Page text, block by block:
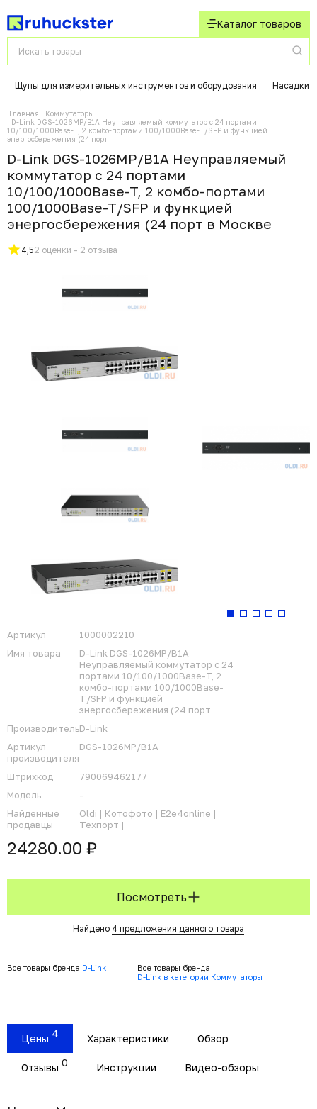
Каталог товаров
Щупы для измерительных инструментов и оборудования Насадки
Главная
Коммутаторы
D-Link DGS-1026MP/B1A Неуправляемый коммутатор с 24 портами
10/100/1000Base-T, 2 комбо-портами 100/1000Base-T/SFP и функцией
энергосбережения (24 порт
D-Link DGS-1026MP/B1A Неуправляемый
коммутатор с 24 портами
10/100/1000Base-T, 2 комбо-портами
100/1000Base-T/SFP и функцией
энергосбережения (24 порт в Москвe
4,52 оценки - 2 отзыва
Артикул
1000002210
Имя товара
D-Link DGS-1026MP/B1A
Неуправляемый коммутатор с 24
портами 10/100/1000Base-T, 2
комбо-портами 100/1000Base-
T/SFP и функцией
энергосбережения (24 порт
ПроизводительD-Link
Артикул
производителя
DGS-1026MP/B1A
Штрихкод
790069462177
Модель
-
Найденные
продавцы
Oldi | Котофото | E2e4online |
Техпорт |
24280.00 ₽
Посмотреть
Найдено 4 предложения данного товара
Все товары бренда D-Link
Все товары бренда
D-Link в категории Коммутаторы
Цены 4 Характеристики Обзор
Отзывы 0 Инструкции Видео-обзоры